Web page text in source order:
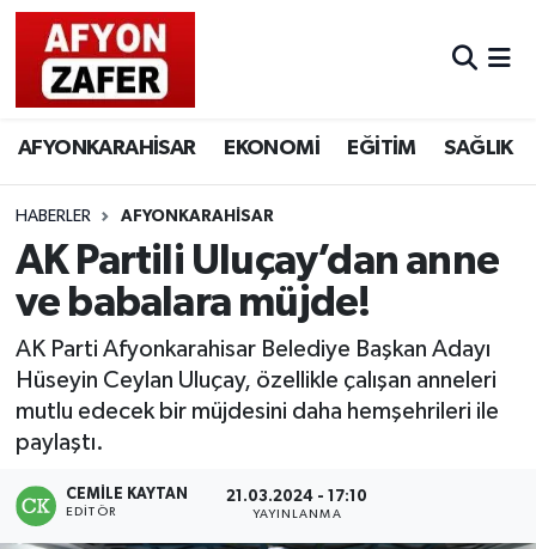
AFYONKARAHİSAR EKONOMİ EĞİTİM SAĞLIK
HABERLER AFYONKARAHİSAR
AK Partili Uluçay’dan anne
ve babalara müjde!
AK Parti Afyonkarahisar Belediye Başkan Adayı
Hüseyin Ceylan Uluçay, özellikle çalışan anneleri
mutlu edecek bir müjdesini daha hemşehrileri ile
paylaştı.
CEMILE KAYTAN
EDITÖR
21.03.2024 - 17:10
YAYINLANMA